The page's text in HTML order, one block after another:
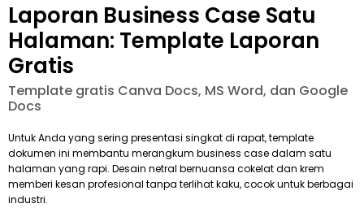
Laporan Business Case Satu
Halaman: Template Laporan
Gratis
Template gratis Canva Docs, MS Word, dan Google
Docs
Untuk Anda yang sering presentasi singkat di rapat, template
dokumen ini membantu merangkum business case dalam satu
halaman yang rapi. Desain netral bernuansa cokelat dan krem
memberi kesan profesional tanpa terlihat kaku, cocok untuk berbagai
industri.